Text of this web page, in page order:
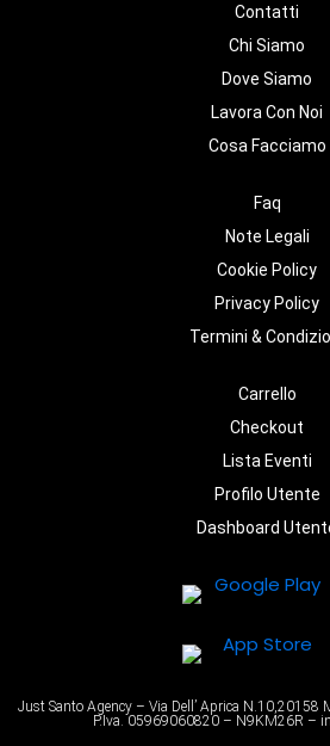
Contatti
Chi Siamo
Dove Siamo
Lavora Con Noi
Cosa Facciamo
Faq
Note Legali
Cookie Policy
Privacy Policy
Termini &
Carrello
Checkout
Lista Eventi
Profilo Utente
Dashboard
Just Santo Agency – Via Dell’ Aprica
P.Iva. 05969060820 – N9KM26R –